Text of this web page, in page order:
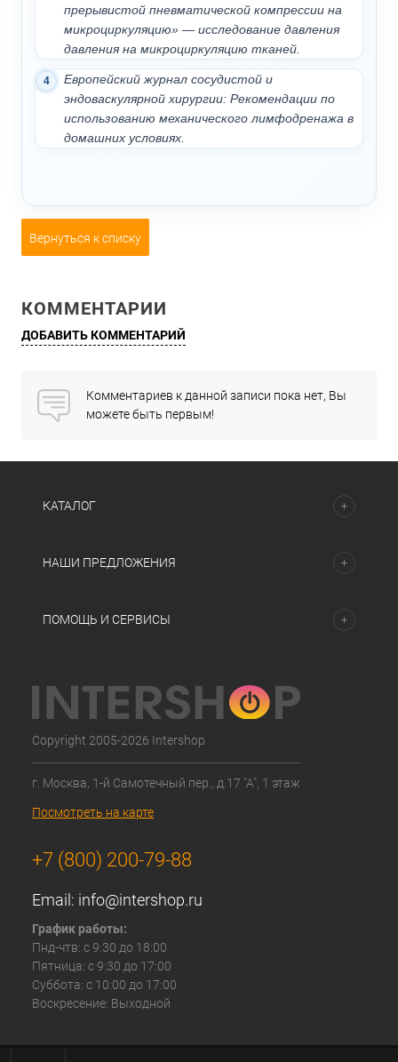
прерывистой пневматической компрессии на
микроциркуляцию» — исследование давления
давления на микроциркуляцию тканей.
Европейский журнал сосудистой и
эндоваскулярной хирургии: Рекомендации по
использованию механического лимфодренажа в
домашних условиях.
Вернуться к списку
КОММЕНТАРИИ
ДОБАВИТЬ КОММЕНТАРИЙ
Комментариев к данной записи пока нет, Вы
можете быть первым!
КАТАЛОГ
НАШИ ПРЕДЛОЖЕНИЯ
ПОМОЩЬ И СЕРВИСЫ
Copyright 2005-2026 Intershop
г. Москва, 1-й Самотечный пер., д.17 "А", 1 этаж
Посмотреть на карте
+7 (800) 200-79-88
Email: info@intershop.ru
График работы:
Пнд-чтв: с 9:30 до 18:00
Пятница: с 9:30 до 17:00
Суббота: с 10:00 до 17:00
Воскресение: Выходной